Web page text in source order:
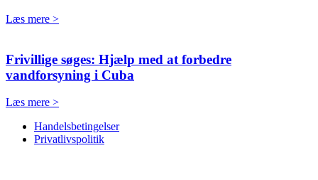
Læs mere >
Frivillige søges: Hjælp med at forbedre
vandforsyning i Cuba
Læs mere >
Handelsbetingelser
Privatlivspolitik